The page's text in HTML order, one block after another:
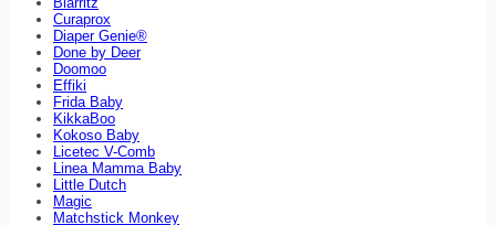
Curaprox
Diaper Genie®
Done by Deer
Doomoo
Effiki
Frida Baby
KikkaBoo
Kokoso Baby
Licetec V-Comb
Linea Mamma Baby
Little Dutch
Magic
Matchstick Monkey